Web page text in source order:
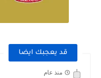
قد يعجبك ايضا
منذ عام